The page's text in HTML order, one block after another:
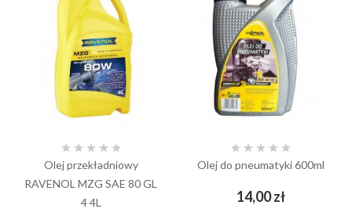
    
Olej przekładniowy
RAVENOL MZG SAE 80 GL
4 4L
    
Olej do pneumatyki 600ml
14,00 złCena